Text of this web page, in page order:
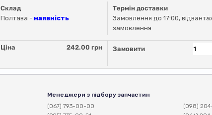
Склад
Полтава - наявність
Термін доставки
Замовлення до 17:00,
замовлення
Ціна 242.00 грн Замовити
Менеджери з підбору запчастин
(067) 793-00-00
(098)